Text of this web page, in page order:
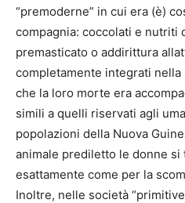
“premoderne” in cui era (è)
compagnia: coccolati e nutriti
premasticato o addirittura
completamente integrati nella
che la loro morte era
simili a quelli riservati agli
popolazioni della Nuova
animale prediletto le donne si
esattamente come per la
Inoltre, nelle società